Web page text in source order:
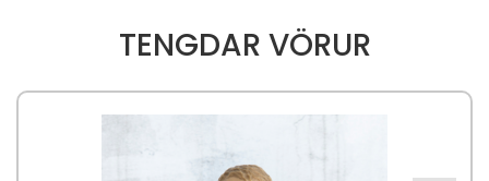
TENGDAR VÖRUR